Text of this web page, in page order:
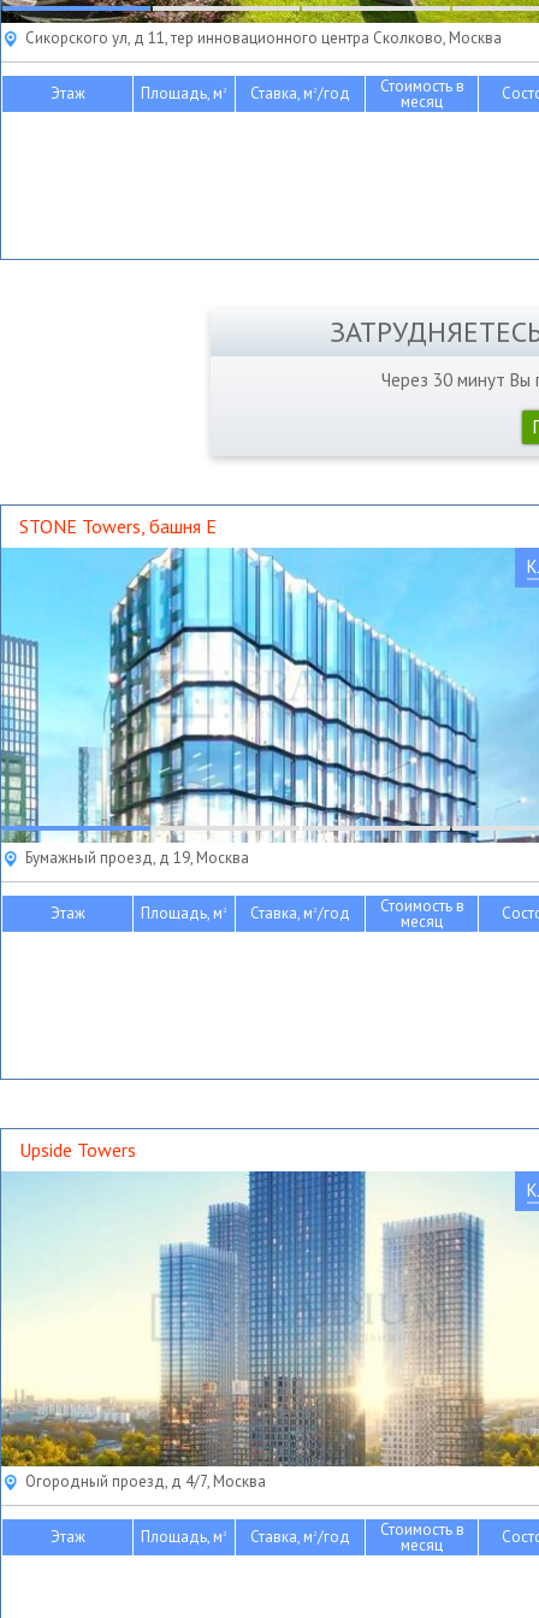
Сикорского ул, д 11, тер инновационного центра Сколково, Москва
Этаж Площадь, м2 Ставка, м2/год Стоимость в
месяц
Через 30 минут Вы
STONE Towers, башня Е
Бумажный проезд, д 19, Москва
Этаж Площадь, м2 Ставка, м2/год Стоимость в
месяц
Upside Towers
Огородный проезд, д 4/7, Москва
Этаж Площадь, м2 Ставка, м2/год Стоимость в
месяц